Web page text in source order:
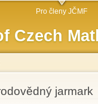
Czech
Pro členy JČMF
are here jarmark